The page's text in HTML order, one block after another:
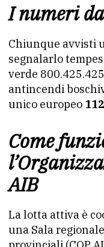
I numeri
Chiunque avvisti
segnalarlo
verde
antincendi
unico europeo 112
Come
AIB
La lotta attiva è
una Sala